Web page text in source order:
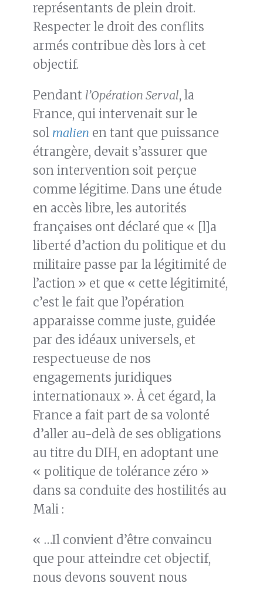
représentants de plein droit.
Respecter le droit des conflits
armés contribue dès lors à cet
objectif.
Pendant l’Opération Serval, la
France, qui intervenait sur le
sol malien en tant que puissance
étrangère, devait s’assurer que
son intervention soit perçue
comme légitime. Dans une étude
en accès libre, les autorités
françaises ont déclaré que « [l]a
liberté d’action du politique et du
militaire passe par la légitimité de
l’action » et que « cette légitimité,
c’est le fait que l’opération
apparaisse comme juste, guidée
par des idéaux universels, et
respectueuse de nos
engagements juridiques
internationaux ». À cet égard, la
France a fait part de sa volonté
d’aller au-delà de ses obligations
au titre du DIH, en adoptant une
« politique de tolérance zéro »
dans sa conduite des hostilités au
Mali :
« …Il convient d’être convaincu
que pour atteindre cet objectif,
nous devons souvent nous